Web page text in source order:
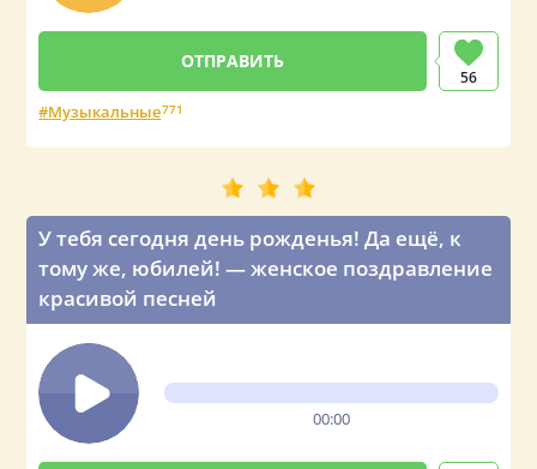
56
Музыкальные771
У тебя сегодня день рожденья! Да ещё, к
тому же, юбилей! — женское поздравление
красивой песней
00:00